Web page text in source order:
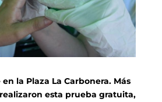
la Plaza La Carbonera. Más
esta prueba gratuita,